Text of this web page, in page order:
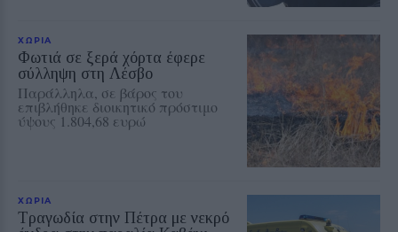
ΧΩΡΙΑ
Φωτιά σε ξερά χόρτα έφερε
σύλληψη στη Λέσβο
Παράλληλα, σε βάρος του
επιβλήθηκε διοικητικό πρόστιμο
ύψους 1.804,68 ευρώ
ΧΩΡΙΑ
Τραγωδία στην Πέτρα με νεκρό